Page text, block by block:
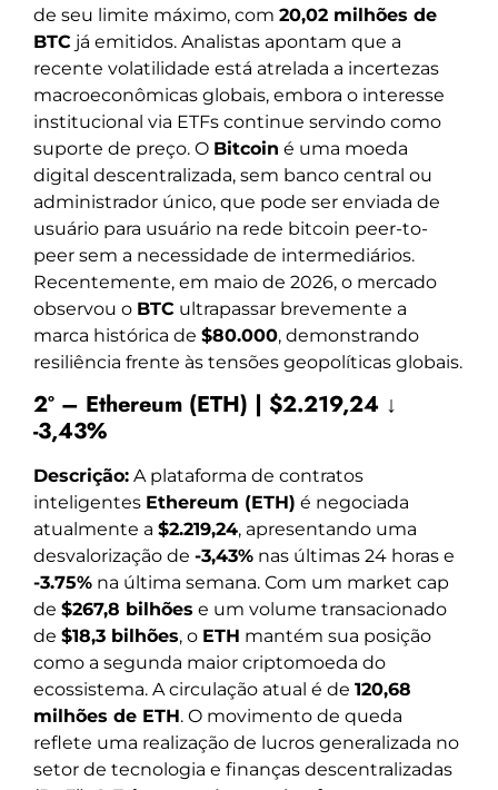
de seu limite máximo, com 20,02 milhões de
BTC já emitidos. Analistas apontam que a
recente volatilidade está atrelada a incertezas
macroeconômicas globais, embora o interesse
institucional via ETFs continue servindo como
suporte de preço. O Bitcoin é uma moeda
digital descentralizada, sem banco central ou
administrador único, que pode ser enviada de
usuário para usuário na rede bitcoin peer-to-
peer sem a necessidade de intermediários.
Recentemente, em maio de 2026, o mercado
observou o BTC ultrapassar brevemente a
marca histórica de $80.000, demonstrando
resiliência frente às tensões geopolíticas globais.
2º – Ethereum (ETH) | $2.219,24 ↓
-3,43%
Descrição: A plataforma de contratos
inteligentes Ethereum (ETH) é negociada
atualmente a $2.219,24, apresentando uma
desvalorização de -3,43% nas últimas 24 horas e
-3.75% na última semana. Com um market cap
de $267,8 bilhões e um volume transacionado
de $18,3 bilhões, o ETH mantém sua posição
como a segunda maior criptomoeda do
ecossistema. A circulação atual é de 120,68
milhões de ETH. O movimento de queda
reflete uma realização de lucros generalizada no
setor de tecnologia e finanças descentralizadas